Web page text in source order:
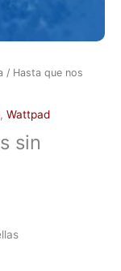
/ Hasta que nos
, Wattpad
sin